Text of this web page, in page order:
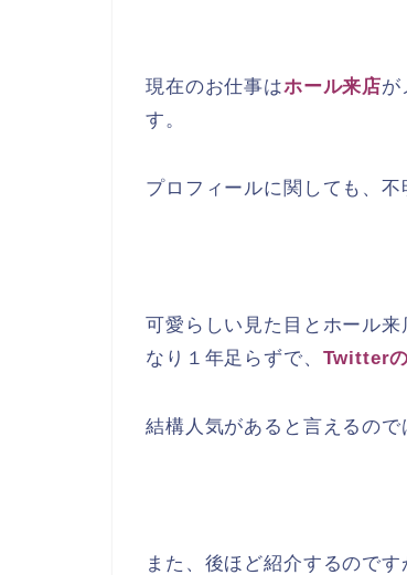
現在のお仕事はホール来店が
す。
プロフィールに関しても、
可愛らしい見た目とホール
なり１年足らずで、 Twitter
結構人気があると言えるので
また、後ほど紹介するので